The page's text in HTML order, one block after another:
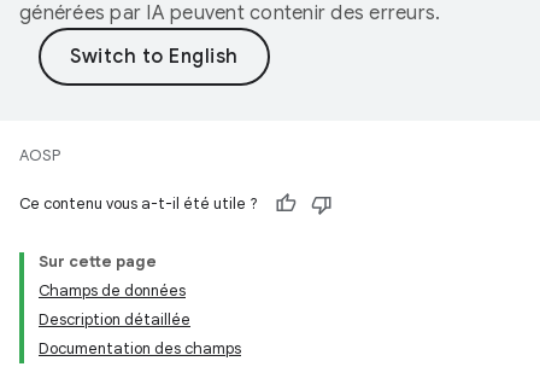
générées par IA peuvent contenir des erreurs.
AOSP
Ce contenu vous a-t-il été utile ?
Sur cette page
Champs de données
Description détaillée
Documentation des champs